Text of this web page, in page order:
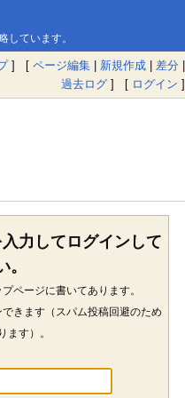
しています。
] [ ページ編集 | 新規作成 | 差分 |
過去ログ ] [ ログイン ]
力してログインして
。
ページに書いてあります。
きます（スパム投稿回避のため
ます）。